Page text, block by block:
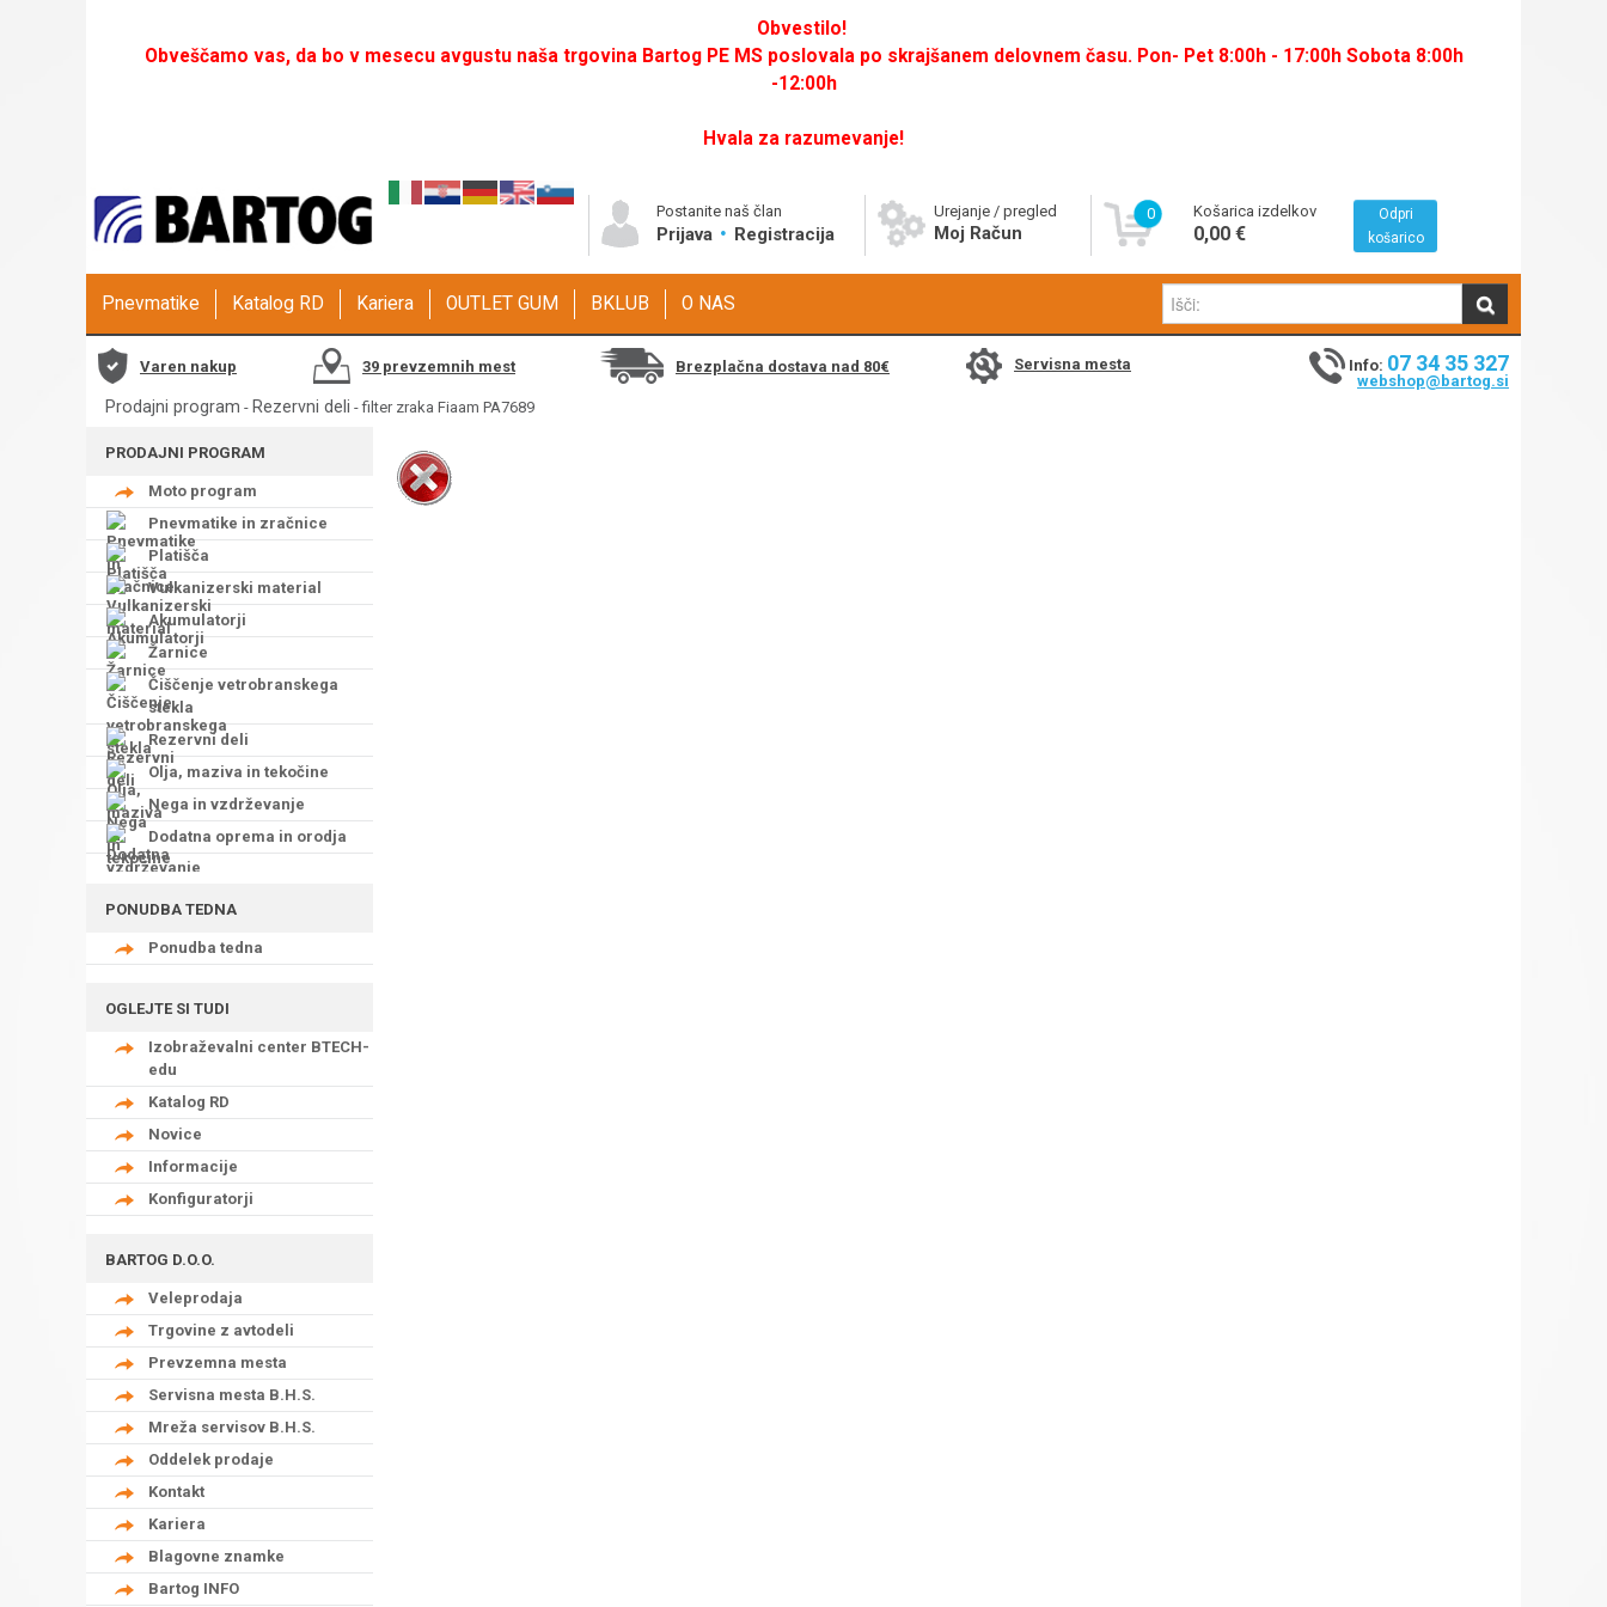
Obvestilo!
Obveščamo vas, da bo v mesecu avgustu naša trgovina Bartog PE MS poslovala po skrajšanem delovnem času. Pon- Pet 8:00h - 17:00h Sobota 8:00h
-12:00h
Hvala za razumevanje!
Postanite naš član
Prijava Registracija
Urejanje / pregled
Moj Račun
0 Košarica izdelkov
0,00 €
Odpri
košarico
Pnevmatike Katalog RD Kariera OUTLET GUM BKLUB O NAS
Varen nakup 39 prevzemnih mest Brezplačna dostava nad 80€ Servisna mesta Info: 07 34 35 327
webshop@bartog.si
Prodajni program - Rezervni deli - filter zraka Fiaam PA7689
PRODAJNI PROGRAM
Moto program
Pnevmatike in zračnice
Platišča
Vulkanizerski material
Akumulatorji
Žarnice
Čiščenje vetrobranskega
stekla
Rezervni deli
Olja, maziva in tekočine
Nega in vzdrževanje
Dodatna oprema in orodja
PONUDBA TEDNA
Ponudba tedna
OGLEJTE SI TUDI
Izobraževalni center BTECH-
edu
Katalog RD
Novice
Informacije
Konfiguratorji
BARTOG D.O.O.
Veleprodaja
Trgovine z avtodeli
Prevzemna mesta
Servisna mesta B.H.S.
Mreža servisov B.H.S.
Oddelek prodaje
Kontakt
Kariera
Blagovne znamke
Bartog INFO